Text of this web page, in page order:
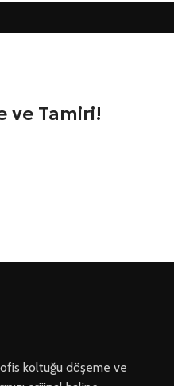
ve Tamiri!
koltuğu döşeme ve